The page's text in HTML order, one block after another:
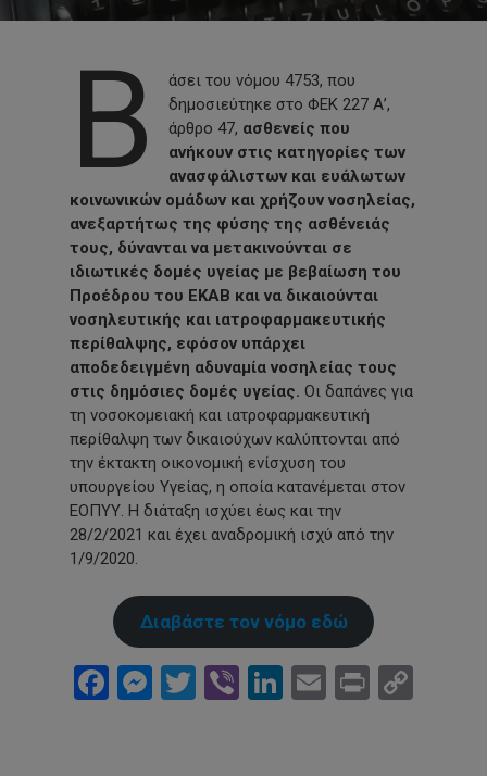
Β
άσει του νόμου 4753, που
δημοσιεύτηκε στο ΦΕΚ 227 Α’,
άρθρο 47, ασθενείς που
ανήκουν στις κατηγορίες των
ανασφάλιστων και ευάλωτων
κοινωνικών ομάδων και χρήζουν νοσηλείας,
ανεξαρτήτως της φύσης της ασθένειάς
τους, δύνανται να μετακινούνται σε
ιδιωτικές δομές υγείας με βεβαίωση του
Προέδρου του ΕΚΑΒ και να δικαιούνται
νοσηλευτικής και ιατροφαρμακευτικής
περίθαλψης, εφόσον υπάρχει
αποδεδειγμένη αδυναμία νοσηλείας τους
στις δημόσιες δομές υγείας. Οι δαπάνες για
τη νοσοκομειακή και ιατροφαρμακευτική
περίθαλψη των δικαιούχων καλύπτονται από
την έκτακτη οικονομική ενίσχυση του
υπουργείου Υγείας, η οποία κατανέμεται στον
ΕΟΠΥΥ. Η διάταξη ισχύει έως και την
28/2/2021 και έχει αναδρομική ισχύ από την
1/9/2020.
Διαβάστε τον νόμο εδώ
Facebook
Messenger
Twitter
ViberLinkedIn
Email
Print